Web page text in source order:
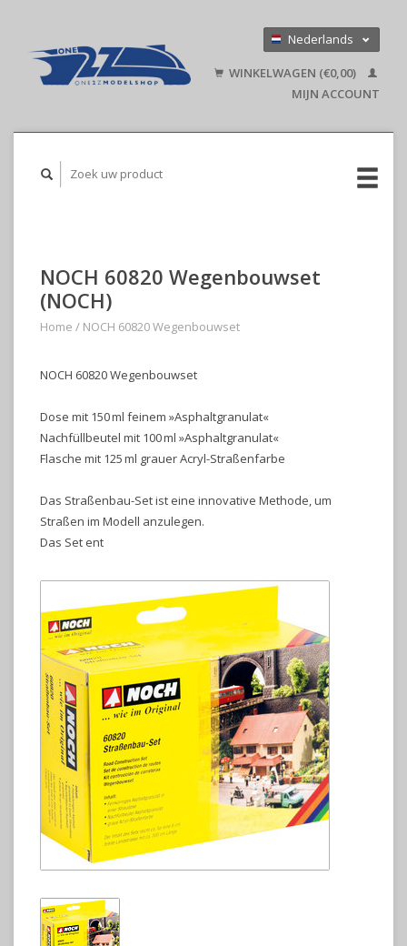
Nederlands
English
WINKELWAGEN (€0,00)
MIJN ACCOUNT
NOCH 60820 Wegenbouwset
(NOCH)
Home / NOCH 60820 Wegenbouwset
NOCH 60820 Wegenbouwset
Dose mit 150 ml feinem »Asphaltgranulat«
Nachfüllbeutel mit 100 ml »Asphaltgranulat«
Flasche mit 125 ml grauer Acryl-Straßenfarbe
Das Straßenbau-Set ist eine innovative Methode, um
Straßen im Modell anzulegen.
Das Set ent